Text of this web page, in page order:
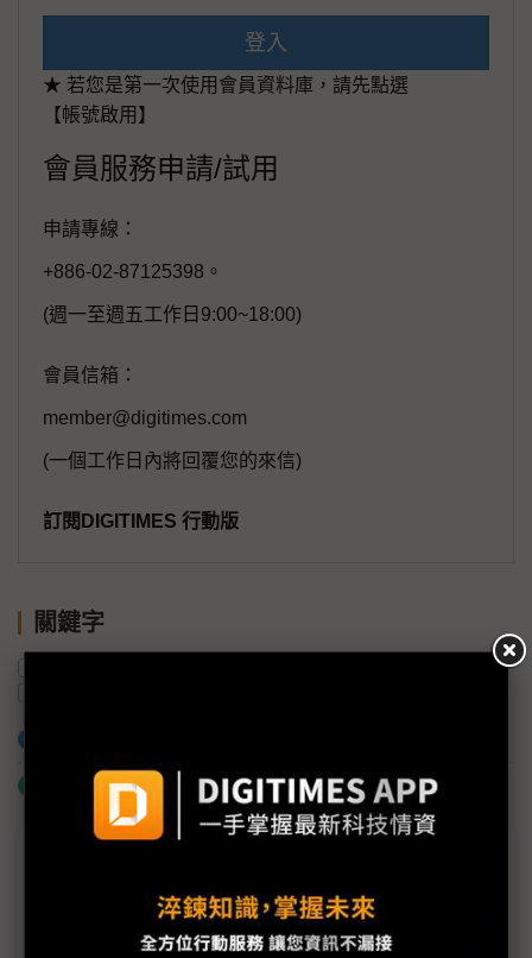
登入
★ 若您是第一次使用會員資料庫，請先點選
【帳號啟用】
會員服務申請/試用
申請專線：
+886-02-87125398。
(週一至週五工作日9:00~18:00)
會員信箱：
member@digitimes.com
(一個工作日內將回覆您的來信)
訂閱DIGITIMES 行動版
關鍵字
什麼是「關鍵字追蹤」
限電對PCB設備廠營運影響低 訂單無虞但零件成本
已被預告漲價